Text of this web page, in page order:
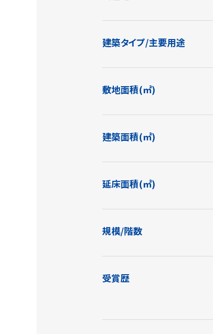
建築タイプ/主要用途
敷地面積(㎡)
建築面積(㎡)
延床面積(㎡)
規模/階数
受賞歴